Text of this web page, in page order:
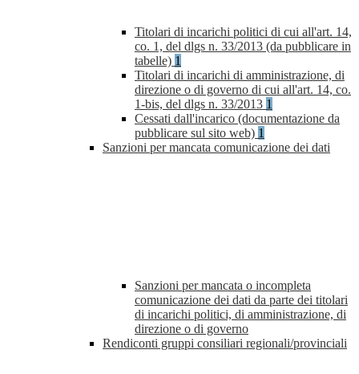
Titolari di incarichi politici di cui all'art. 14,
co. 1, del dlgs n. 33/2013 (da pubblicare in
tabelle) 1
Titolari di incarichi di amministrazione, di
direzione o di governo di cui all'art. 14, co.
1-bis, del dlgs n. 33/2013 1
Cessati dall'incarico (documentazione da
pubblicare sul sito web) 1
Sanzioni per mancata comunicazione dei dati
Sanzioni per mancata o incompleta
comunicazione dei dati da parte dei titolari
di incarichi politici, di amministrazione, di
direzione o di governo
Rendiconti gruppi consiliari regionali/provinciali